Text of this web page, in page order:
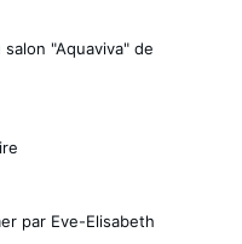
"Aquaviva" de
par Eve-Elisabeth